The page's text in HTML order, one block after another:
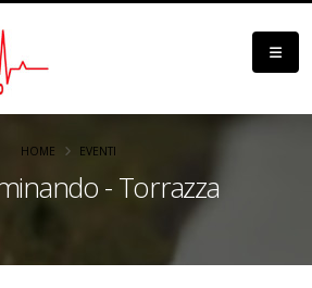
- Torrazza
HOME EVENTI